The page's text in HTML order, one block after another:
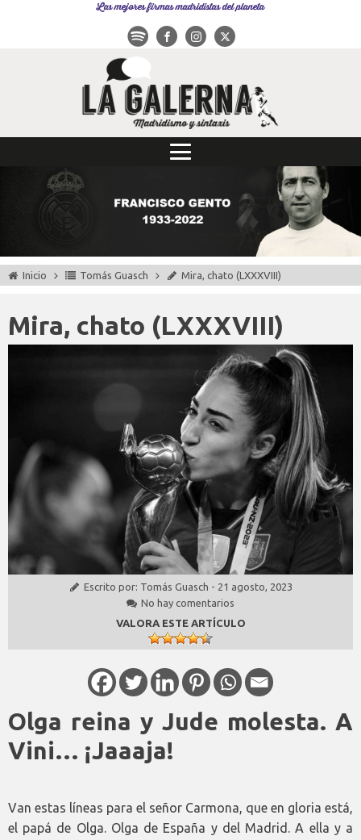
Las mejores firmas madridistas del planeta
Inicio Tomás Guasch Mira, chato (LXXXVIII)
Mira, chato (LXXXVIII)
Escrito por: Tomás Guasch - 21 agosto, 2023
No hay comentarios
VALORA ESTE ARTÍCULO
Olga reina y Jude molesta. A
Vini… ¡Jaaaja!
Van estas líneas para el señor Carmona, que en gloria está,
el papá de Olga. Olga de España y del Madrid. A ella y a